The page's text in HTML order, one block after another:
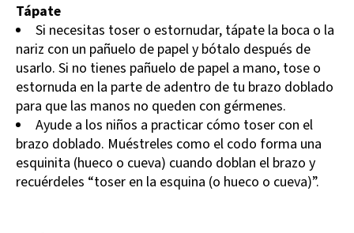
Tápate
Si necesitas toser o estornudar, tápate la boca o la
nariz con un pañuelo de papel y bótalo después de
usarlo. Si no tienes pañuelo de papel a mano, tose o
estornuda en la parte de adentro de tu brazo doblado
para que las manos no queden con gérmenes.
Ayude a los niños a practicar cómo toser con el
brazo doblado. Muéstreles como el codo forma una
esquinita (hueco o cueva) cuando doblan el brazo y
recuérdeles “toser en la esquina (o hueco o cueva)”.